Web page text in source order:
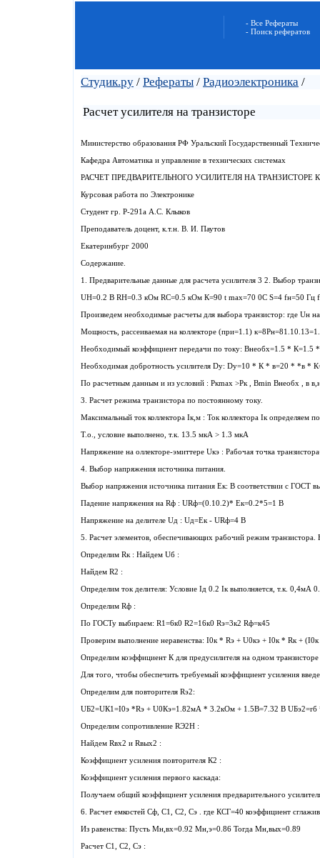
- Все Рефераты
- Поиск рефератов
Студик.ру / Рефераты / Радиоэлектроника /
Расчет усилителя на транзисторе
Министерство образования РФ Уральский Государственный
Кафедра Автоматика и управление в технических системах
РАСЧЕТ ПРЕДВАРИТЕЛЬНОГО УСИЛИТЕЛЯ НА ТРАНЗИСТОРЕ
Курсовая работа по Электронике
Студент гр. Р-291а А.С. Клыков
Преподаватель доцент, к.т.н. В. И. Паутов
Екатеринбург 2000
Содержание.
1. Предварительные данные для расчета усилителя 3 2. Выбор
UН=0.2 В RН=0.3 кОм RС=0.5 кОм К=90 t max=70 0C S=4 fн=50 Гц
Произведем необходимые расчеты для выбора транзистор: где Uн
Мощность, рассеиваемая на коллекторе (при=1.1)
Необходимый коэффициент передачи по току: Внеобх=1.5 * К=1.5
Необходимая добротность усилителя Dу: Dу=10 * К * в=20 * *в *
По расчетным данным и из условий : Ркmax >Рк , Bmin Bнеобх , в
3. Расчет режима транзистора по постоянному току.
Максимальный ток коллектора Iк,м : Ток коллектора Iк определяем
Т.о., условие выполнено, т.к. 13.5 мкА > 1.3 мкА
Напряжение на оллекторе-эмиттере Uкэ : Рабочая точка
4. Выбор напряжения источника питания.
Выбор напряжения источника питания Ек: В соответствии с ГОСТ
Падение напряжения на Rф : URф=(0.10.2)* Ек=0.2*5=1 В
Напряжение на делителе Uд : Uд=Ек - URф=4 В
5. Расчет элементов, обеспечивающих рабочий режим
Определим Rк : Найдем Uб :
Найдем R2 :
Определим ток делителя: Условие Iд 0.2 Iк выполняется, т.к. 0,4мА
Определим Rф :
По ГОСТу выбираем: R1=6к0 R2=16к0 Rэ=3к2 Rф=к45
Проверим выполнение неравенства: I0к * Rэ + U0кэ + I0к * Rк +
Определим коэффициент К для предусилителя на одном
Для того, чтобы обеспечить требуемый коэффициент усиления
Определим для повторителя Rэ2:
UБ2=UК1=I0э *Rэ + U0Кэ=1.82мА * 3.2кОм + 1.5В=7.32 В
Определим сопротивление RЭ2Н :
Найдем Rвх2 и Rвых2 :
Коэффициент усиления повторителя К2 :
Коэффициент усиления первого каскада:
Получаем общий коэффициент усиления предварительного
6. Расчет емкостей Сф, С1, С2, Сэ . где КСГ=40 коэффициент
Из равенства: Пусть Мн,вх=0.92 Мн,э=0.86 Тогда Мн,вых=0.89
Расчет С1, С2, Сэ :